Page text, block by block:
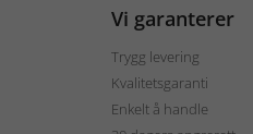
Vi garanterer
Trygg levering
Kvalitetsgaranti
Enkelt å handle